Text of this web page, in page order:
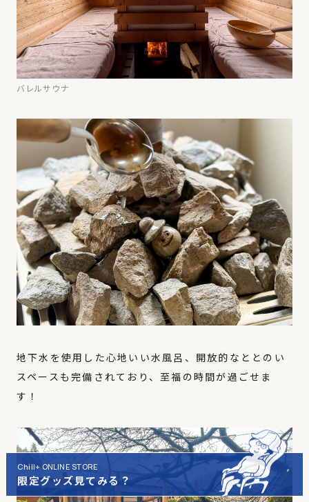
バレルサウナ
地下水を使用した心地いい水風呂、開放的なととのい
スペースも完備されており、至福の時間が過ごせま
す！